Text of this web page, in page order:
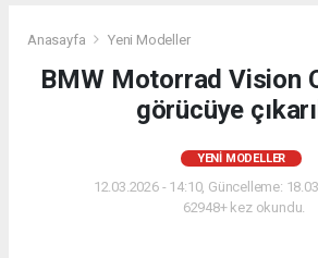
Anasayfa Yeni Modeller
BMW Motorrad Vision
görücüye
YENI MODELLER
12.03.2026 - 14:10, Güncelleme:
62948+ kez okundu.